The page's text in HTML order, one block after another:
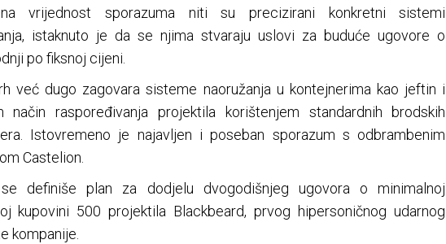
vrijednost sporazuma niti su precizirani konkretni sistemi
istaknuto je da se njima stvaraju uslovi za buduće ugovore o
po fiksnoj cijeni.
već dugo zagovara sisteme naoružanja u kontejnerima kao jeftin i
način raspoređivanja projektila korištenjem standardnih brodskih
Istovremeno je najavljen i poseban sporazum s odbrambenim
Castelion.
definiše plan za dodjelu dvogodišnjeg ugovora o minimalnoj
kupovini 500 projektila Blackbeard, prvog hipersoničnog udarnog
kompanije.